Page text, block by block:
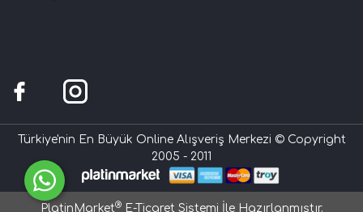
Türkiye'nin En Büyük Online Alışveriş Merkezi © Copyright
2005 - 2011
PlatinMarket®E-Ticaret Sistemi İle Hazırlanmıştır.